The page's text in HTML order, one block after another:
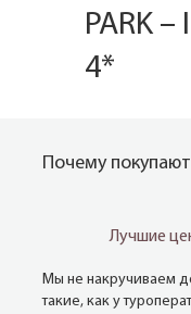
PARK –
4*
Почему покупают
Лучшие
Мы не накручиваем
такие, как у